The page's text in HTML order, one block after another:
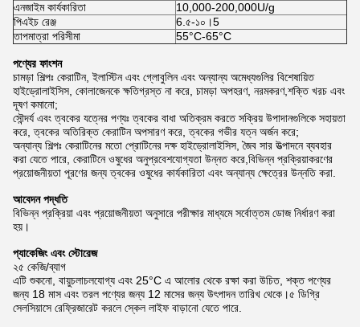
এনজাইম কার্যকারিতা
10,000-200,000U/g
পিএইচ রেঞ্জ
6.৫-১০।5
তাপমাত্রা পরিসীমা
55°C-65°C
পণ্যের ফাংশন
চামড়া শিল্পঃ কেরাটিন, ইলাস্টিন এবং গ্লোবুলিন এবং অন্যান্য অমেধ্যগুলির বিশেষায়িত
হাইড্রোলাইসিস, কোলাজেনকে ক্ষতিগ্রস্ত না করে, চামড়া অপহরণ, নরমকরণ,শক্তি খরচ এবং
দূষণ কমানো;
সৌন্দর্য এবং ত্বকের যত্নের পণ্যঃ ত্বকের বাধা অতিক্রম করতে সক্রিয় উপাদানগুলিকে সহায়তা
করে, ত্বকের অতিরিক্ত কেরাটিন অপসারণ করে, ত্বকের গভীর যত্ন অর্জন করে;
অন্যান্য শিল্পঃ কেরাটিনের মতো প্রোটিনের দক্ষ হাইড্রোলাইসিস, জৈব সার উত্পাদনে ব্যবহার
করা যেতে পারে, কেরাটিনে ওষুধের অনুপ্রবেশযোগ্যতা উন্নত করে,বিভিন্ন প্রক্রিয়াকরণের
প্রয়োজনীয়তা পূরণের জন্য ত্বকের ওষুধের কার্যকারিতা এবং অন্যান্য ক্ষেত্রের উন্নতি করা.
আবেদন পদ্ধতি
বিভিন্ন প্রক্রিয়া এবং প্রয়োজনীয়তা অনুসারে পরীক্ষার মাধ্যমে সর্বোত্তম ডোজ নির্ধারণ করা
হয়।
প্যাকেজিং এবং স্টোরেজ
২৫ কেজি/ব্যাগ
এটি শুকনো, বায়ুচলাচলযোগ্য এবং 25°C এ আলোর থেকে রক্ষা করা উচিত, শক্ত পণ্যের
জন্য 18 মাস এবং তরল পণ্যের জন্য 12 মাসের জন্য উৎপাদন তারিখ থেকে।৫ ডিগ্রি
সেলসিয়াসে রেফ্রিজারেট করলে স্কেল লাইফ বাড়ানো যেতে পারে.